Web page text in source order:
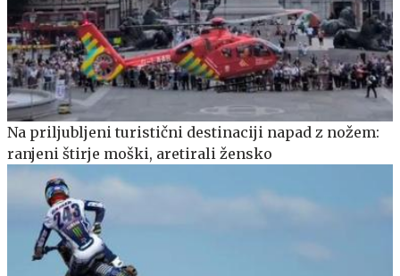
Na priljubljeni turistični destinaciji napad z nožem:
ranjeni štirje moški, aretirali žensko